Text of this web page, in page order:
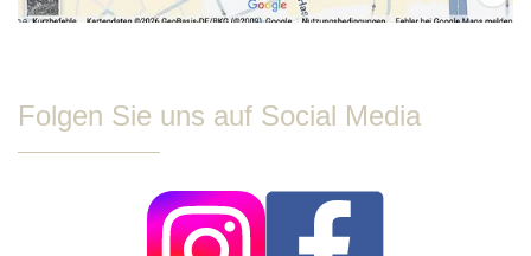
Folgen Sie uns auf Social Media